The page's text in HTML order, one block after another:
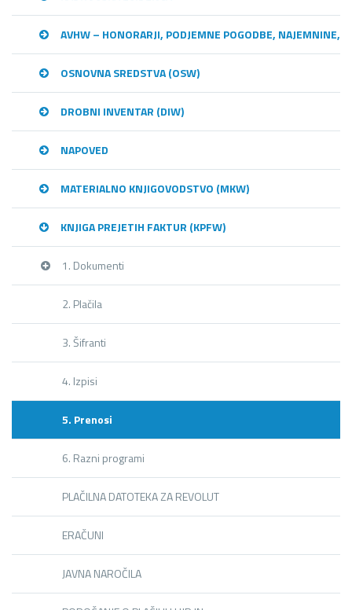
AVHW – HONORARJI, PODJEMNE POGODBE, NAJEMNINE,…
OSNOVNA SREDSTVA (OSW)
DROBNI INVENTAR (DIW)
NAPOVED
MATERIALNO KNJIGOVODSTVO (MKW)
KNJIGA PREJETIH FAKTUR (KPFW)
1. Dokumenti
2. Plačila
3. Šifranti
4. Izpisi
5. Prenosi
6. Razni programi
PLAČILNA DATOTEKA ZA REVOLUT
ERAČUNI
JAVNA NAROČILA